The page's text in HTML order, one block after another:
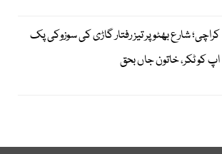
کراچی؛ شارع بھٹو پر تیز رفتار گاڑی کی سوزوکی پک
اپ کو ٹکر، خاتون جاں بحق